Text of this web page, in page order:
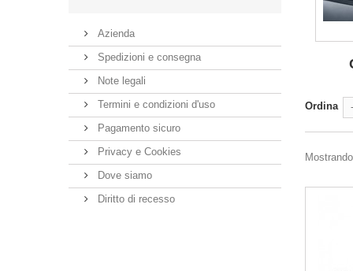
Azienda
Spedizioni e consegna
Note legali
Termini e condizioni d'uso
Pagamento sicuro
Privacy e Cookies
Dove siamo
Diritto di recesso
Ordina